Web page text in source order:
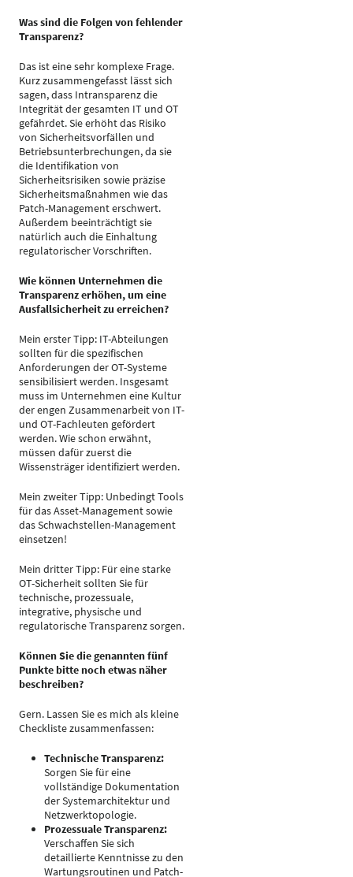
Was sind die Folgen von fehlender
Transparenz?
Das ist eine sehr komplexe Frage.
Kurz zusammengefasst lässt sich
sagen, dass Intransparenz die
Integrität der gesamten IT und OT
gefährdet. Sie erhöht das Risiko
von Sicherheitsvorfällen und
Betriebsunterbrechungen, da sie
die Identifikation von
Sicherheitsrisiken sowie präzise
Sicherheitsmaßnahmen wie das
Patch-Management erschwert.
Außerdem beeinträchtigt sie
natürlich auch die Einhaltung
regulatorischer Vorschriften.
Wie können Unternehmen die
Transparenz erhöhen, um eine
Ausfallsicherheit zu erreichen?
Mein erster Tipp: IT-Abteilungen
sollten für die spezifischen
Anforderungen der OT-Systeme
sensibilisiert werden. Insgesamt
muss im Unternehmen eine Kultur
der engen Zusammenarbeit von IT-
und OT-Fachleuten gefördert
werden. Wie schon erwähnt,
müssen dafür zuerst die
Wissensträger identifiziert werden.
Mein zweiter Tipp: Unbedingt Tools
für das Asset-Management sowie
das Schwachstellen-Management
einsetzen!
Mein dritter Tipp: Für eine starke
OT-Sicherheit sollten Sie für
technische, prozessuale,
integrative, physische und
regulatorische Transparenz sorgen.
Können Sie die genannten fünf
Punkte bitte noch etwas näher
beschreiben?
Gern. Lassen Sie es mich als kleine
Checkliste zusammenfassen:
Technische Transparenz:
Sorgen Sie für eine
vollständige Dokumentation
der Systemarchitektur und
Netzwerktopologie.
Prozessuale Transparenz:
Verschaffen Sie sich
detaillierte Kenntnisse zu den
Wartungsroutinen und Patch-